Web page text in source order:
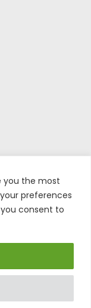
you the most
preferences
you consent to